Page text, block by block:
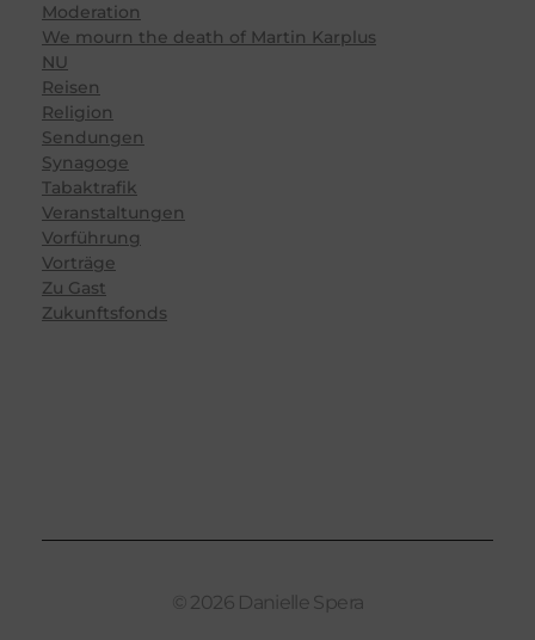
Moderation
We mourn the death of Martin Karplus
NU
Reisen
Religion
Sendungen
Synagoge
Tabaktrafik
Veranstaltungen
Vorführung
Vorträge
Zu Gast
Zukunftsfonds
© 2026 Danielle Spera